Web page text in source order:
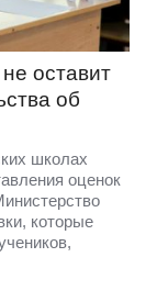
оставит
об
школах
оценок
которые